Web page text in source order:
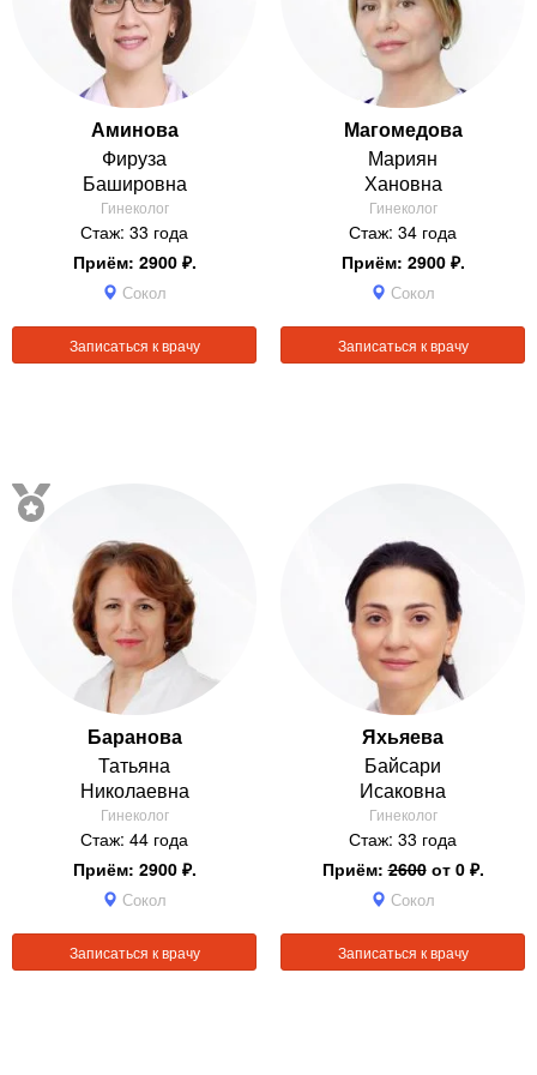
Аминова
Фируза
Башировна
Гинеколог
Стаж: 33 года
Приём: 2900 ₽.
Сокол
Записаться к врачу
Магомедова
Мариян
Хановна
Гинеколог
Стаж: 34 года
Приём: 2900 ₽.
Сокол
Записаться к врачу
Баранова
Татьяна
Николаевна
Гинеколог
Стаж: 44 года
Приём: 2900 ₽.
Сокол
Записаться к врачу
Яхьяева
Байсари
Исаковна
Гинеколог
Стаж: 33 года
Приём:2600от 0 ₽.
Сокол
Записаться к врачу